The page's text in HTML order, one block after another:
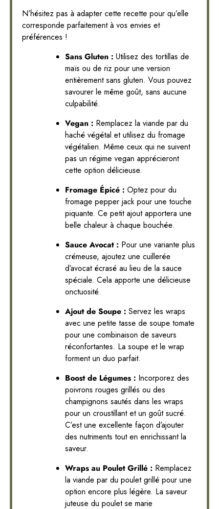
N’hésitez pas à adapter cette recette pour qu’elle
corresponde parfaitement à vos envies et
préférences !
Sans Gluten : Utilisez des tortillas de
maïs ou de riz pour une version
entièrement sans gluten. Vous pouvez
savourer le même goût, sans aucune
culpabilité.
Vegan : Remplacez la viande par du
haché végétal et utilisez du fromage
végétalien. Même ceux qui ne suivent
pas un régime vegan apprécieront
cette option délicieuse.
Fromage Épicé : Optez pour du
fromage pepper jack pour une touche
piquante. Ce petit ajout apportera une
belle chaleur à chaque bouchée.
Sauce Avocat : Pour une variante plus
crémeuse, ajoutez une cuillerée
d’avocat écrasé au lieu de la sauce
spéciale. Cela apporte une délicieuse
onctuosité.
Ajout de Soupe : Servez les wraps
avec une petite tasse de soupe tomate
pour une combinaison de saveurs
réconfortantes. La soupe et le wrap
forment un duo parfait.
Boost de Légumes : Incorporez des
poivrons rouges grillés ou des
champignons sautés dans les wraps
pour un croustillant et un goût sucré.
C’est une excellente façon d’ajouter
des nutriments tout en enrichissant la
saveur.
Wraps au Poulet Grillé : Remplacez
la viande par du poulet grillé pour une
option encore plus légère. La saveur
juteuse du poulet se marie